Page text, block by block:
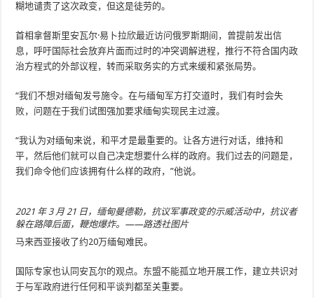
糊地谴责了这次政变，但这是徒劳的。
首相拿督斯里安瓦尔·易卜拉欣最近访问俄罗斯期间，曾提前发出信
息，呼吁国际社会放弃片面而过时的冲突调解进程，推行不符合国内政
治方程式的外部议程，转而采取务实的方式来缓和紧张局势。
“我们不想对缅甸发号施令。在与缅甸军方打交道时，我们有时会失
败，问题在于我们试图强加要求缅甸实现民主过渡。
“我认为对缅甸来说，和平才是最重要的。让各方进行对话，维持和
平，然后他们就可以自己决定想要什么样的政府。我们过去的问题是，
我们命令他们应该拥有什么样的政府，”他说。
2021 年 3 月 21 日，缅甸曼德勒，抗议军事政变的示威活动中，抗议者
躲在路障后面，鞭炮爆炸。——路透社图片
马来西亚接收了约20万缅甸难民。
国际专家也认同安瓦尔的观点。东盟不能孤立地开展工作，建立共识对
于与军政府进行任何和平谈判都至关重要。